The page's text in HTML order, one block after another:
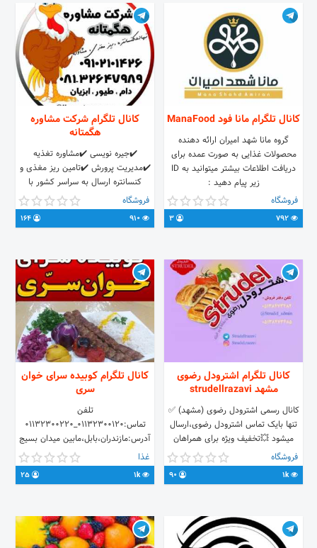
کانال تلگرام مانا فود ManaFood
گروه مانا شهد امیران ارائه دهنده
محصولات غذایی به صورت عمده برای
دریافت اطلاعات بیشتر میتوانید به ID
زیر پیام دهید :
@manashahdamiran
فروشگاه
کانال تلگرام شرکت مشاوره
هگمتانه
✔️جیره نویسی ✔️مشاوره تغذیه
✔️مدیریت پرورش ✔️تامین ریز مغذی و
کنسانتره ارسال به سراسر کشور با
بهترین قیمت ها (قیمت بگیرید) دام(🐑
🐄🐂،پروار،شیری) طیور(🦃🐓🐤 ،
گوشتی ، تخم گذار،مولد) ابزیان سفارش
فروشگاه
کانال تلگرام اشترودل رضوی
مشهد strudellrazavi
کانال رسمی اشترودل‌ رضوی (مشهد) ✅
تنها بایک تماس اشترودل رضوی،ارسال
میشود 💥تخفیف ویژه برای همراهان
کانال ☎️سفارش: 05138473482
05138473485 🆔 @Strudel_admin
تلگرام: @strudellrazavi اینستاگرام:
فروشگاه
1k
کانال تلگرام کوبیده سرای خوان
سری
تلفن
تماس:01132300120_01132300220
آدرس:مازندران،بابل،مابین میدان بسیج
ومیدان امام علی،بلوارامام رضا،روبروی
استخرضرابپوری وبیمارستان مهرگان
سفارشات مجالس هم پذیرفته میشود.
غذا
1k